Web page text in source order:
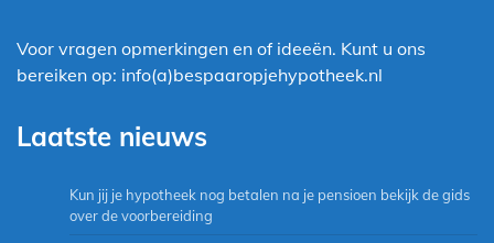
Voor vragen opmerkingen en of ideeën. Kunt u ons
bereiken op: info(a)bespaaropjehypotheek.nl
Laatste nieuws
Kun jij je hypotheek nog betalen na je pensioen bekijk de gids
over de voorbereiding